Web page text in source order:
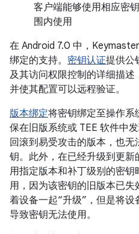
客户端能够使用相应密
围内使用
在 Android 7.0 中，
绑定的支持。 密钥认证提供公
及其访问权限控制的详细描
并使其配置可以远程验证。
版本绑定将密钥绑定至操作系
保在旧版系统或 TEE 软件中
回滚到易受攻击的版本，也
钥。此外，在已经升级到更
用指定版本和补丁级别的密
用，因为该密钥的旧版本已
着设备一起“升级”，但是将
导致密钥无法使用。